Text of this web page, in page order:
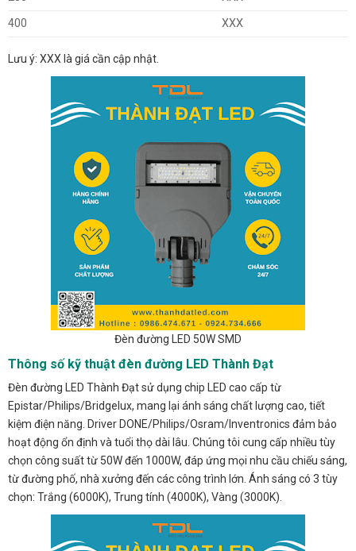
400
XXX
Lưu ý: XXX là giá cần cập nhật.
Đèn đường LED 50W SMD
Thông số kỹ thuật đèn đường LED Thành Đạt
Đèn đường LED Thành Đạt sử dụng chip LED cao cấp từ
Epistar/Philips/Bridgelux, mang lại ánh sáng chất lượng cao, tiết
kiệm điện năng. Driver DONE/Philips/Osram/Inventronics đảm bảo
hoạt động ổn định và tuổi thọ dài lâu. Chúng tôi cung cấp nhiều tùy
chọn công suất từ 50W đến 1000W, đáp ứng mọi nhu cầu chiếu sáng,
từ đường phố, nhà xưởng đến các công trình lớn. Ánh sáng có 3 tùy
chọn: Trắng (6000K), Trung tính (4000K), Vàng (3000K).